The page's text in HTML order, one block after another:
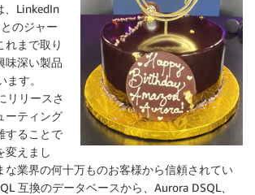
、LinkedIn
のジャー
れまで取り
味深い製品
す。
リリースさ
ーティング
することで
変えまし
な業界の何十万ものお客様から信頼されてい
互換のデータベースから、Aurora DSQL、